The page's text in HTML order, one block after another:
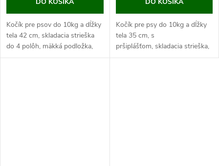
Kočík pre psov do 10kg a dĺžky
tela 42 cm, skladacia strieška
do 4 polôh, mäkká podložka,
celkové rozmery 81x48x99cm.
Kočík pre psy do 10kg a dĺžky
tela 35 cm, s
pršiplášťom, skladacia strieška,
celkové rozmery 83x55x101